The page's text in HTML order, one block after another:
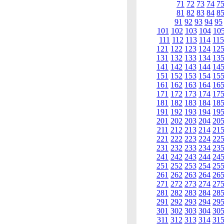
71 72 73 74 75
81 82 83 84 85
91 92 93 94 95
101 102 103 104
111 112 113 114 115
121 122 123 124 125
131 132 133 134 135
141 142 143 144 145
151 152 153 154 155
161 162 163 164 165
171 172 173 174 175
181 182 183 184 185
191 192 193 194 195
201 202 203 204 205
211 212 213 214 215
221 222 223 224 225
231 232 233 234 235
241 242 243 244 245
251 252 253 254 255
261 262 263 264 265
271 272 273 274 275
281 282 283 284 285
291 292 293 294 295
301 302 303 304 305
311 312 313 314 315